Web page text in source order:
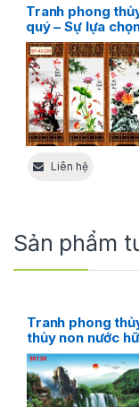
Tranh phong
quý – Sự lựa
hảo cho phòng
của bạn
Liên hệ
Sản phẩm
Tranh phong
thủy non nước